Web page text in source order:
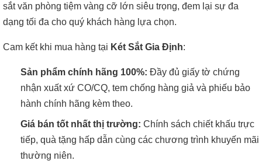
sắt văn phòng tiệm vàng cỡ lớn siêu trọng, đem lại sự đa
dạng tối đa cho quý khách hàng lựa chọn.
Cam kết khi mua hàng tại Két Sắt Gia Định:
Sản phẩm chính hãng 100%: Đầy đủ giấy tờ chứng
nhận xuất xứ CO/CQ, tem chống hàng giả và phiếu bảo
hành chính hãng kèm theo.
Giá bán tốt nhất thị trường: Chính sách chiết khấu trực
tiếp, quà tặng hấp dẫn cùng các chương trình khuyến mãi
thường niên.